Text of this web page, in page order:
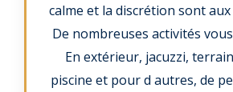
r
5
calme et la discrétion sont
De nombreuses activités
En extérieur, jacuzzi,
piscine et pour d autres, de